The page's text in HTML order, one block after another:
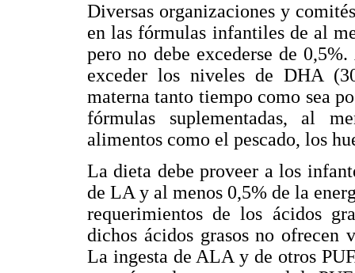
Diversas organizaciones y
en las fórmulas infantiles de al
pero no debe excederse de
exceder los niveles de DHA
materna tanto tiempo como sea
fórmulas suplementadas, al
alimentos como el pescado, los
La dieta debe proveer a los
de LA y al menos 0,5% de la
requerimientos de los ácidos
dichos ácidos grasos no ofrecen
La ingesta de ALA y de otros